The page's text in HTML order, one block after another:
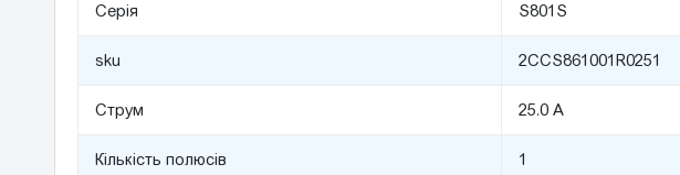
Серія S801S
sku 2CCS861001R0251
Струм 25.0 А
Кількість полюсів 1